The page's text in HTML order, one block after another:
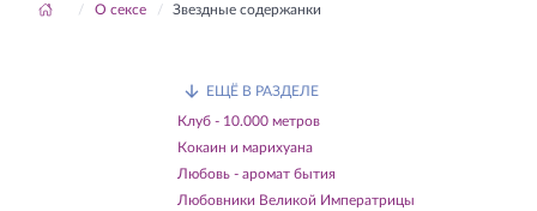
О сексе Звездные содержанки
ЕЩЁ В РАЗДЕЛЕ
Клуб - 10.000 метров
Кокаин и марихуана
Любовь - аромат бытия
Любовники Великой Императрицы